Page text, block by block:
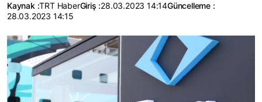
Kaynak :TRT HaberGiriş :28.03.2023 14:14Güncelleme :
28.03.2023 14:15